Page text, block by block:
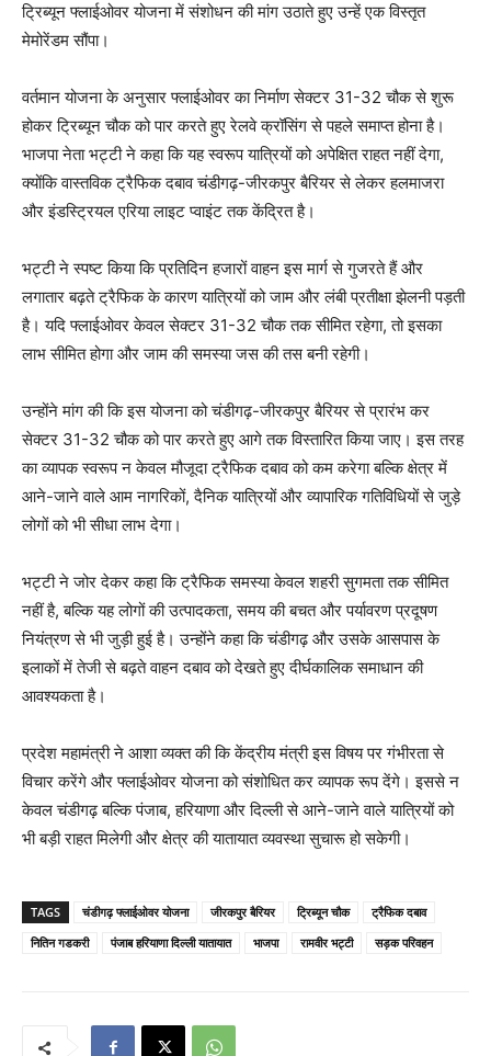
ट्रिब्यून फ्लाईओवर योजना में संशोधन की मांग उठाते हुए उन्हें एक विस्तृत
मेमोरेंडम सौंपा।
वर्तमान योजना के अनुसार फ्लाईओवर का निर्माण सेक्टर 31-32 चौक से शुरू
होकर ट्रिब्यून चौक को पार करते हुए रेलवे क्रॉसिंग से पहले समाप्त होना है।
भाजपा नेता भट्टी ने कहा कि यह स्वरूप यात्रियों को अपेक्षित राहत नहीं देगा,
क्योंकि वास्तविक ट्रैफिक दबाव चंडीगढ़-जीरकपुर बैरियर से लेकर हलमाजरा
और इंडस्ट्रियल एरिया लाइट प्वाइंट तक केंद्रित है।
भट्टी ने स्पष्ट किया कि प्रतिदिन हजारों वाहन इस मार्ग से गुजरते हैं और
लगातार बढ़ते ट्रैफिक के कारण यात्रियों को जाम और लंबी प्रतीक्षा झेलनी पड़ती
है। यदि फ्लाईओवर केवल सेक्टर 31-32 चौक तक सीमित रहेगा, तो इसका
लाभ सीमित होगा और जाम की समस्या जस की तस बनी रहेगी।
उन्होंने मांग की कि इस योजना को चंडीगढ़-जीरकपुर बैरियर से प्रारंभ कर
सेक्टर 31-32 चौक को पार करते हुए आगे तक विस्तारित किया जाए। इस तरह
का व्यापक स्वरूप न केवल मौजूदा ट्रैफिक दबाव को कम करेगा बल्कि क्षेत्र में
आने-जाने वाले आम नागरिकों, दैनिक यात्रियों और व्यापारिक गतिविधियों से जुड़े
लोगों को भी सीधा लाभ देगा।
भट्टी ने जोर देकर कहा कि ट्रैफिक समस्या केवल शहरी सुगमता तक सीमित
नहीं है, बल्कि यह लोगों की उत्पादकता, समय की बचत और पर्यावरण प्रदूषण
नियंत्रण से भी जुड़ी हुई है। उन्होंने कहा कि चंडीगढ़ और उसके आसपास के
इलाकों में तेजी से बढ़ते वाहन दबाव को देखते हुए दीर्घकालिक समाधान की
आवश्यकता है।
प्रदेश महामंत्री ने आशा व्यक्त की कि केंद्रीय मंत्री इस विषय पर गंभीरता से
विचार करेंगे और फ्लाईओवर योजना को संशोधित कर व्यापक रूप देंगे। इससे न
केवल चंडीगढ़ बल्कि पंजाब, हरियाणा और दिल्ली से आने-जाने वाले यात्रियों को
भी बड़ी राहत मिलेगी और क्षेत्र की यातायात व्यवस्था सुचारू हो सकेगी।
TAGS चंडीगढ़ फ्लाईओवर योजना जीरकपुर बैरियर ट्रिब्यून चौक
ट्रैफिक दबाव
नितिन गडकरी
पंजाब हरियाणा दिल्ली यातायात भाजपा रामवीर भट्टी सड़क परिवहन